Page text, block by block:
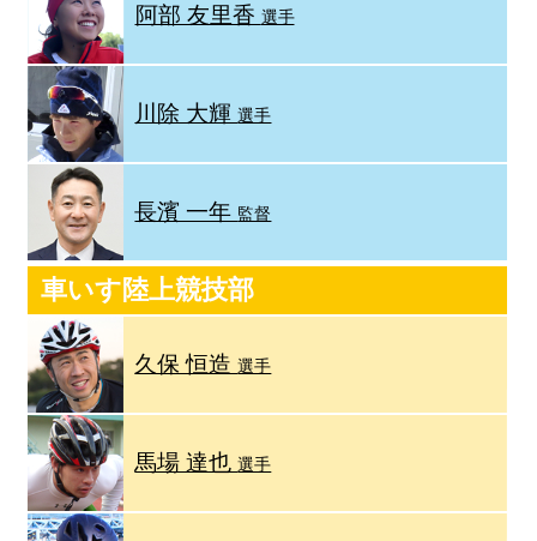
阿部 友里香 選手
川除 大輝選手
長濱 一年 監督
車いす陸上競技部
久保 恒造選手
馬場 達也選手